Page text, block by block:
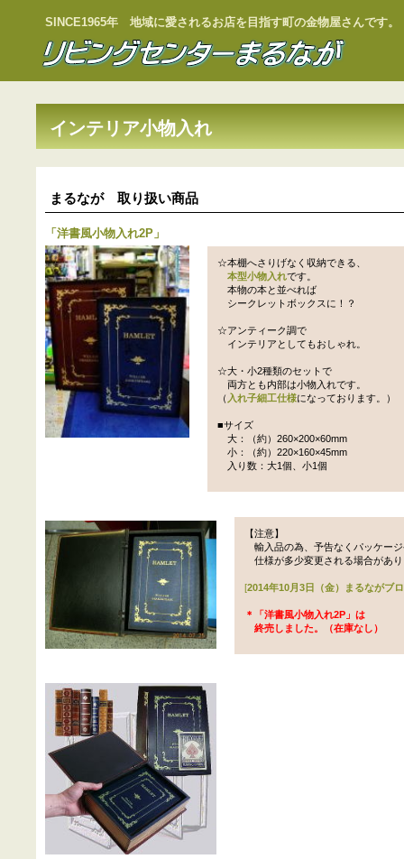
SINCE1965年 地域に愛されるお店を目指す町の金物屋さんです。
インテリア小物入れ
まるなが 取り扱い商品
「 洋書風小物入れ2P 」
☆本棚へさりげなく収納できる、
本型小物入れです。
本物の本と並べれば
シークレットボックスに！？
☆アンティーク調で
インテリアとしてもおしゃれ。
☆大・小2種類のセットで
両方とも内部は小物入れです。
（ 入れ子細工仕様になっております。）
■サイズ
大：（約）260×200×60mm
小：（約）220×160×45mm
入り数：大1個、小1個
【注意】
輸入品の為、予告なくパッケー
仕様が多少変更される場合があ
[2014年10月3日（金）まるながブ
＊「洋書風小物入れ2P」は
終売しました。（在庫なし）